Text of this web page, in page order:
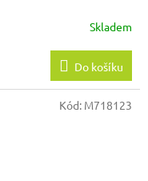
Skladem
Do košíku
Kód: M718123